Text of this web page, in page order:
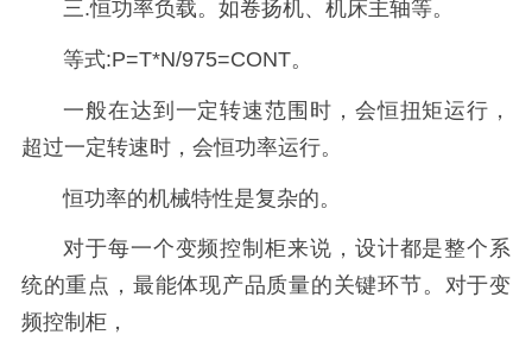
三.恒功率负载。如卷扬机、机床主轴等。
等式:P=T*N/975=CONT。
一般在达到一定转速范围时，会恒扭矩运行，
超过一定转速时，会恒功率运行。
恒功率的机械特性是复杂的。
对于每一个变频控制柜来说，设计都是整个系
统的重点，最能体现产品质量的关键环节。对于变
频控制柜，